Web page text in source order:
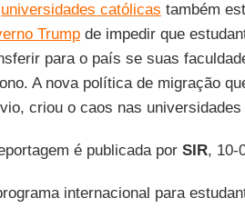
universidades católicas também
Trumpde impedir que
para o país se suas
A nova política de migração
criou o caos nas
é publicada por SIR, 10-
internacional para